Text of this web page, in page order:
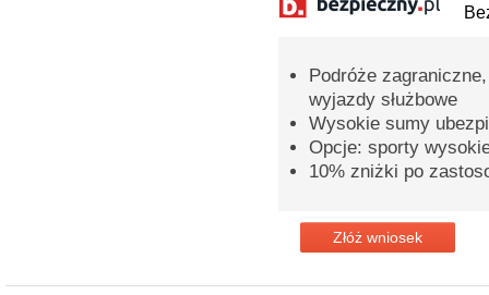
Podróże
wyjazdy służbowe
Wysokie sumy
Opcje: sporty
10% zniżki po
Złóż wniosek